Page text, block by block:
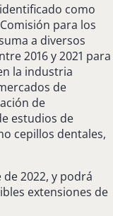
como
para los
a diversos
2016 y 2021 para
la industria
de
de
estudios de
cepillos dentales,
2022, y podrá
extensiones de